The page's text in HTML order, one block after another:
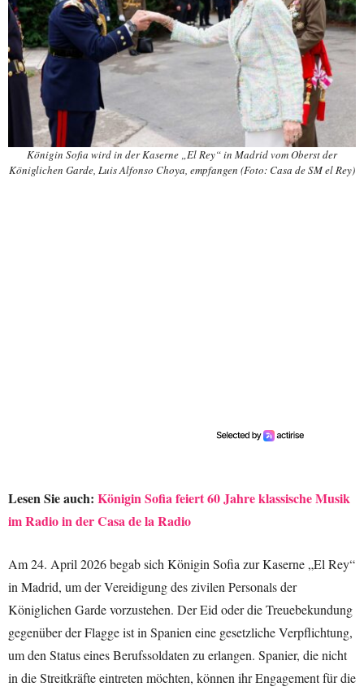
Königin Sofia wird in der Kaserne „El Rey“ in Madrid vom Oberst der
Königlichen Garde, Luis Alfonso Choya, empfangen (Foto: Casa de SM el Rey)
Lesen Sie auch: Königin Sofia feiert 60 Jahre klassische Musik
im Radio in der Casa de la Radio
Am 24. April 2026 begab sich Königin Sofia zur Kaserne „El Rey“
in Madrid, um der Vereidigung des zivilen Personals der
Königlichen Garde vorzustehen. Der Eid oder die Treuebekundung
gegenüber der Flagge ist in Spanien eine gesetzliche Verpflichtung,
um den Status eines Berufssoldaten zu erlangen. Spanier, die nicht
in die Streitkräfte eintreten möchten, können ihr Engagement für die